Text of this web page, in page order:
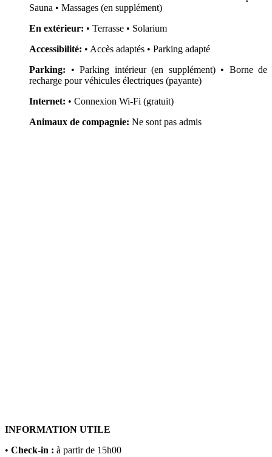
Sauna • Massages (en supplément)
En extérieur: • Terrasse • Solarium
Accessibilité: • Accès adaptés • Parking adapté
Parking: • Parking intérieur (en supplément) • Borne de
recharge pour véhicules électriques (payante)
Internet: • Connexion Wi-Fi (gratuit)
Animaux de compagnie: Ne sont pas admis
INFORMATION UTILE
• Check-in : à partir de 15h00